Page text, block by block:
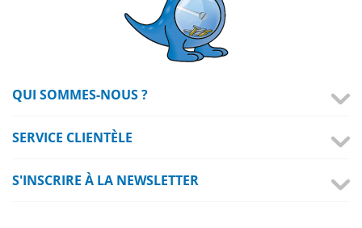
QUI SOMMES-NOUS ?
SERVICE CLIENTÈLE
S'INSCRIRE À LA NEWSLETTER